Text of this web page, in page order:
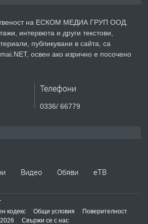
преди 1 година
Уроци по Математика
преди 1 година
на ЕСКОМ МЕДИА ГРУП ООД.
интервюта и други текстови,
публикувани в сайта, са
освен ако изрично е посочено
Телефони
0336/ 66779
Видео Обяви
еТВ
кодекс Общи условия
Поверителност
Свържи се с нас